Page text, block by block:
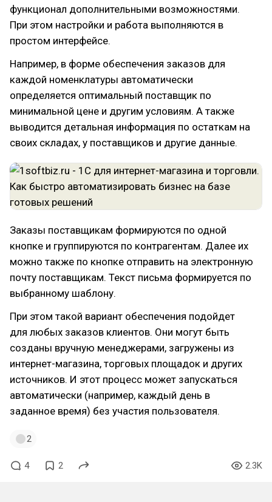
функционал дополнительными возможностями.
При этом настройки и работа выполняются в
простом интерфейсе.
Например, в форме обеспечения заказов для
каждой номенклатуры автоматически
определяется оптимальный поставщик по
минимальной цене и другим условиям. А также
выводится детальная информация по остаткам на
своих складах, у поставщиков и другие данные.
Заказы поставщикам формируются по одной
кнопке и группируются по контрагентам. Далее их
можно также по кнопке отправить на электронную
почту поставщикам. Текст письма формируется по
выбранному шаблону.
При этом такой вариант обеспечения подойдет
для любых заказов клиентов. Они могут быть
созданы вручную менеджерами, загружены из
интернет-магазина, торговых площадок и других
источников. И этот процесс может запускаться
автоматически (например, каждый день в
заданное время) без участия пользователя.
2
4 2 2.3K